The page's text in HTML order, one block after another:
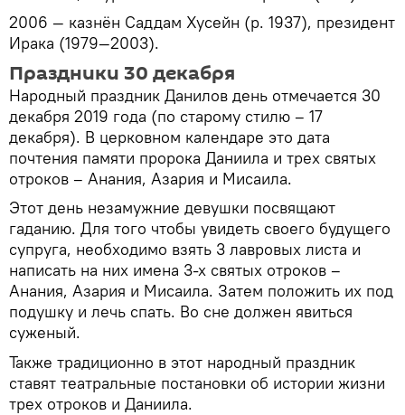
2006 — казнён Саддам Хусейн (р. 1937), президент
Ирака (1979—2003).
Праздники 30 декабря
Народный праздник Данилов день отмечается 30
декабря 2019 года (по старому стилю – 17
декабря). В церковном календаре это дата
почтения памяти пророка Даниила и трех святых
отроков – Анания, Азария и Мисаила.
Этот день незамужние девушки посвящают
гаданию. Для того чтобы увидеть своего будущего
супруга, необходимо взять 3 лавровых листа и
написать на них имена 3-х святых отроков –
Анания, Азария и Мисаила. Затем положить их под
подушку и лечь спать. Во сне должен явиться
суженый.
Также традиционно в этот народный праздник
ставят театральные постановки об истории жизни
трех отроков и Даниила.